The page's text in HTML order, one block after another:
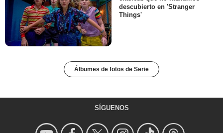
descubierto en 'Stranger
Things'
Álbumes de fotos de Serie
SÍGUENOS